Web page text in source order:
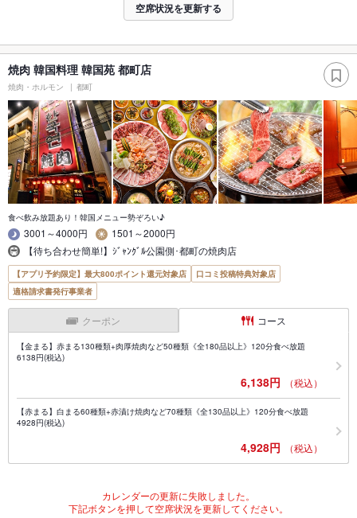
空席状況を更新する
焼肉 韓国料理 韓国苑 都町店
焼肉・ホルモン 都町
食べ飲み放題あり！韓国メニュー勢ぞろい♪
3001～4000円
1501～2000円
【待ち合わせ簡単!】ｼﾞｬﾝｸﾞﾙ公園側･都町の焼肉店
【アプリ予約限定】最大800ポイント還元対象店
口コミ投稿特典対象店
適格請求書発行事業者
クーポン コース
【金まる】赤まる130種類+肉厚焼肉など50種類《全180品以上》120分食べ放題
6138円(税込)
6,138円 （税込）
【赤まる】白まる60種類+赤漬け焼肉など70種類《全130品以上》120分食べ放題
4928円(税込)
4,928円 （税込）
カレンダーの更新に失敗しました。
下記ボタンを押して空席状況を更新してください。